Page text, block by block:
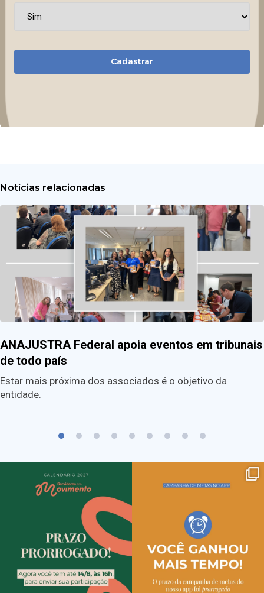
Cadastrar
Notícias relacionadas
ANAJUSTRA Federal apoia eventos em tribunais
de todo país
Estar mais próxima dos associados é o objetivo da
entidade.